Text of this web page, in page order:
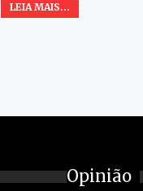
LEIA MAIS...
Opinião